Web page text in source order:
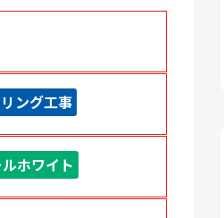
ング工事
ホワイト